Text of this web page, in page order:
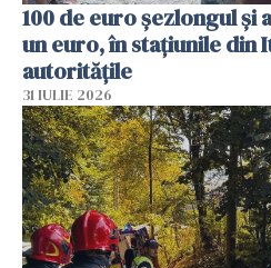
100 de euro șezlongul și
un euro, în stațiunile din
autoritățile
31 IULIE 2026